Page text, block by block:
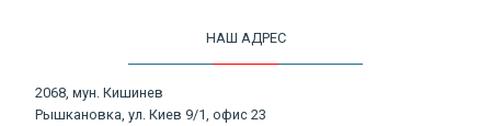
НАШ АДРЕС
2068, мун. Кишинев
Рышкановка, ул. Киев 9/1, офис 23